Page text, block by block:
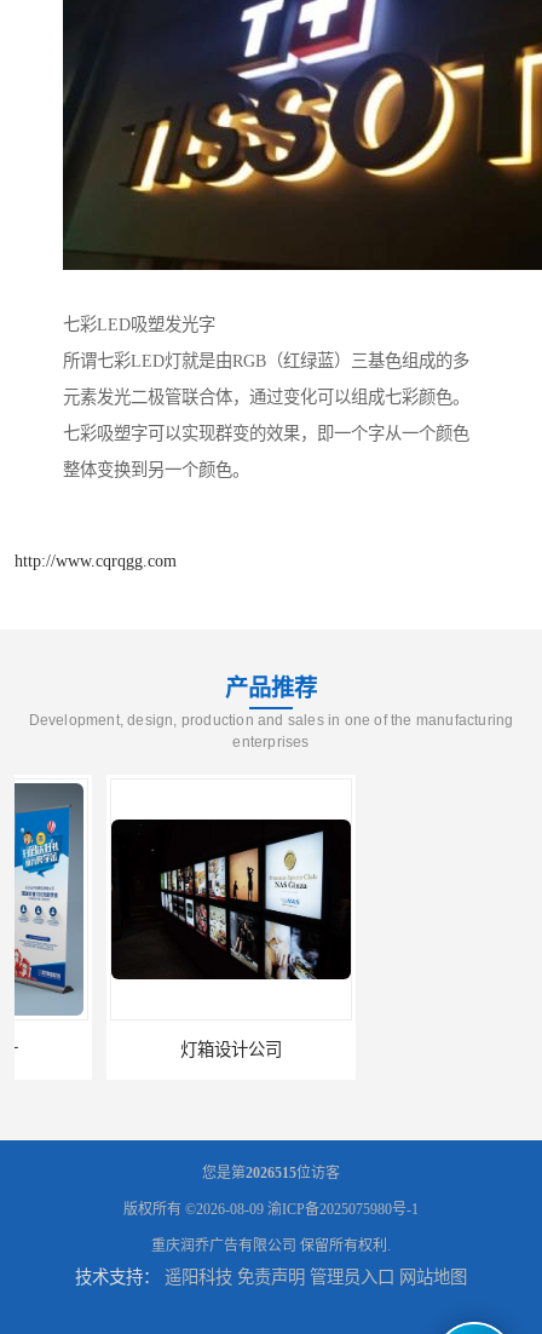
七彩LED吸塑发光字
所谓七彩LED灯就是由RGB（红绿蓝）三基色组成的多
元素发光二极管联合体，通过变化可以组成七彩颜色。
七彩吸塑字可以实现群变的效果，即一个字从一个颜色
整体变换到另一个颜色。
http://www.cqrqgg.com
产品推荐
Development, design, production and sales in one of the manufacturing
enterprises
灯箱设计公司
您是第2026515位访客
版权所有 ©2026-08-09 渝ICP备2025075980号-1
重庆润乔广告有限公司 保留所有权利.
技术支持： 遥阳科技 免责声明 管理员入口 网站地图